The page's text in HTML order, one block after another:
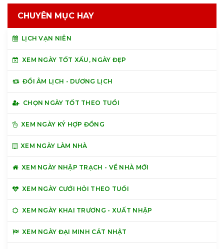
CHUYÊN MỤC HAY
LỊCH VẠN NIÊN
XEM NGÀY TỐT XẤU, NGÀY ĐẸP
ĐỔI ÂM LỊCH - DƯƠNG LỊCH
CHỌN NGÀY TỐT THEO TUỔI
XEM NGÀY KÝ HỢP ĐỒNG
XEM NGÀY LÀM NHÀ
XEM NGÀY NHẬP TRẠCH - VỀ NHÀ MỚI
XEM NGÀY CƯỚI HỎI THEO TUỔI
XEM NGÀY KHAI TRƯƠNG - XUẤT NHẬP
XEM NGÀY ĐẠI MINH CÁT NHẬT